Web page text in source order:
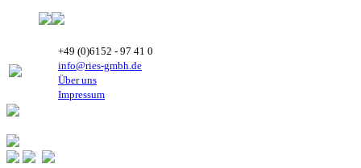
+49 (0)6152 - 97 41 0
info@ries-gmbh.de
Über uns
Impressum